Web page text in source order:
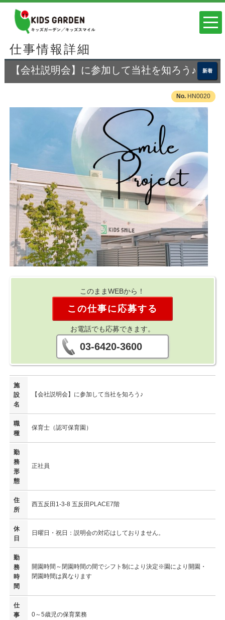
仕事情報詳細
新着
【会社説明会】に参加して当社を知ろう♪
HN0020
このままWEBから！
この仕事に応募する
お電話でも応募できます。
03-6420-3600
施
設
名
【会社説明会】に参加して当社を知ろう♪
職
種
保育士（認可保育園）
勤
務
形
態
正社員
住
所
西五反田1-3-8 五反田PLACE7階
休
日
日曜日・祝日：説明会の対応はしておりません。
勤
務
時
間
開園時間～閉園時間の間でシフト制により決定※園により開園・
閉園時間は異なります
仕
事
0～5歳児の保育業務